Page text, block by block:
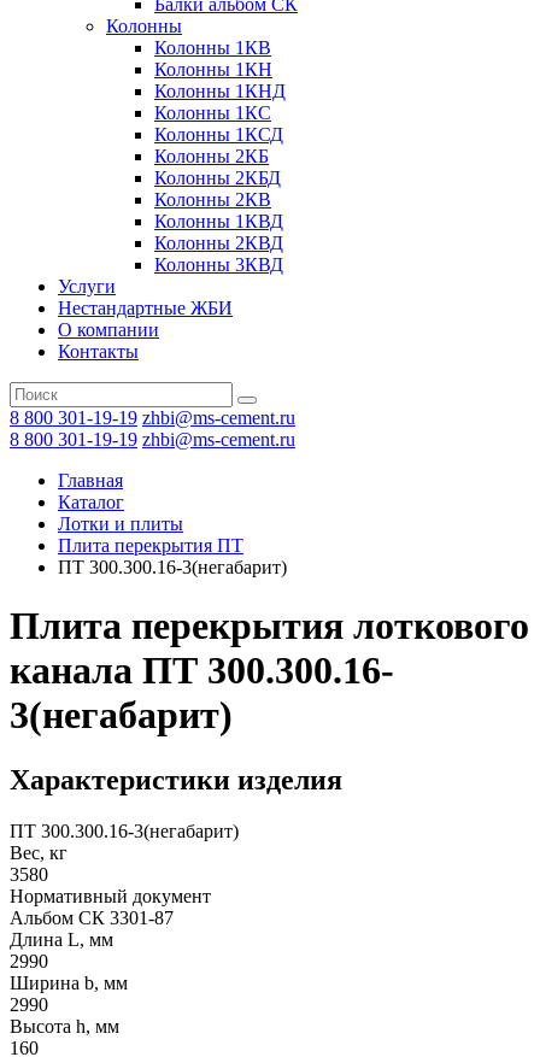
Балки альбом СК
Колонны
Колонны 1КВ
Колонны 1КН
Колонны 1КНД
Колонны 1КС
Колонны 1КСД
Колонны 2КБ
Колонны 2КБД
Колонны 2КВ
Колонны 1КВД
Колонны 2КВД
Колонны 3КВД
Услуги
Нестандартные ЖБИ
О компании
Контакты
8 800 301-19-19 zhbi@ms-cement.ru
8 800 301-19-19 zhbi@ms-cement.ru
Главная
Каталог
Лотки и плиты
Плита перекрытия ПТ
ПТ 300.300.16-3(негабарит)
Плита перекрытия лоткового
канала ПТ 300.300.16-
3(негабарит)
Характеристики изделия
ПТ 300.300.16-3(негабарит)
Вес, кг
3580
Нормативный документ
Альбом СК 3301-87
Длина L, мм
2990
Ширина b, мм
2990
Высота h, мм
160